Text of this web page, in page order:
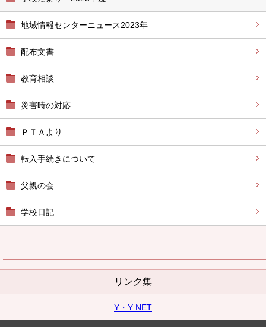
地域情報センターニュース2023年
配布文書
教育相談
災害時の対応
ＰＴＡより
転入手続きについて
父親の会
学校日記
リンク集
Y・Y NET